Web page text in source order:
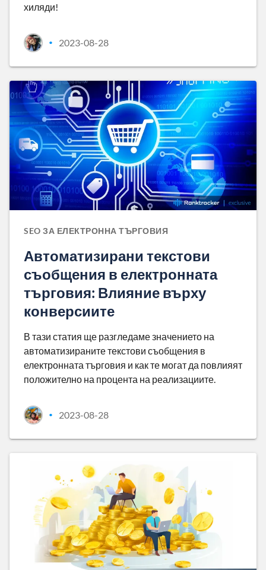
хиляди!
• 2023-08-28
SEO ЗА ЕЛЕКТРОННА ТЪРГОВИЯ
Автоматизирани текстови
съобщения в електронната
търговия: Влияние върху
конверсиите
В тази статия ще разгледаме значението на
автоматизираните текстови съобщения в
електронната търговия и как те могат да повлияят
положително на процента на реализациите.
• 2023-08-28